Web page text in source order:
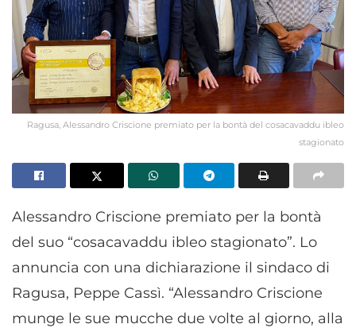
Ragusa, Alessandro Criscione premiato per la bontà del cosacavaddu ibleo
stagionato
Alessandro Criscione premiato per la bontà
del suo “cosacavaddu ibleo stagionato”. Lo
annuncia con una dichiarazione il sindaco di
Ragusa, Peppe Cassì. “Alessandro Criscione
munge le sue mucche due volte al giorno, alla